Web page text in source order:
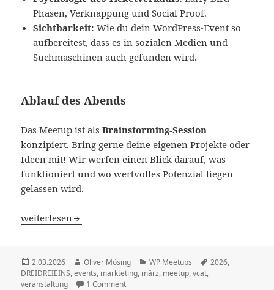
Phasen, Verknappung und Social Proof.
Sichtbarkeit: Wie du dein WordPress-Event so
aufbereitest, dass es in sozialen Medien und
Suchmaschinen auch gefunden wird.
Ablauf des Abends
Das Meetup ist alsBrainstorming-Session
konzipiert. Bring gerne deine eigenen Projekte oder
Ideen mit! Wir werfen einen Blick darauf, was
funktioniert und wo wertvolles Potenzial liegen
gelassen wird.
„Eventmarketing – Tickets verkaufen und vermarkten“ –
weiterlesen
Veröffentlicht
am
2.03.2026 Autor
Oliver Mösing Kategorien
WP Meetups Schlagwörter
2026,
DREIDREIEINS,events, markteting, märz, meetup,vcat,
veranstaltung
1 Comment